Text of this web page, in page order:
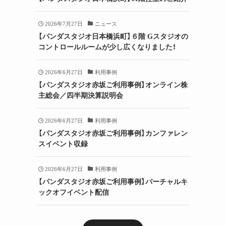
2026年7月27日 ニュース
【パンダスタジオ日本橋浜町】６階 Gスタジオの
コントロールルームが少し広くなりました！
2026年6月27日 利用事例
【パンダスタジオ赤坂ご利用事例】オンライン株
主総会／四半期決算説明会
2026年6月27日 利用事例
【パンダスタジオ赤坂ご利用事例】カンファレン
スイベント収録
2026年6月27日 利用事例
【パンダスタジオ赤坂ご利用事例】バーチャルキ
ックオフイベント配信